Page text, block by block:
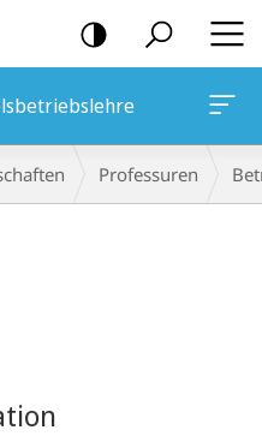
Professuren